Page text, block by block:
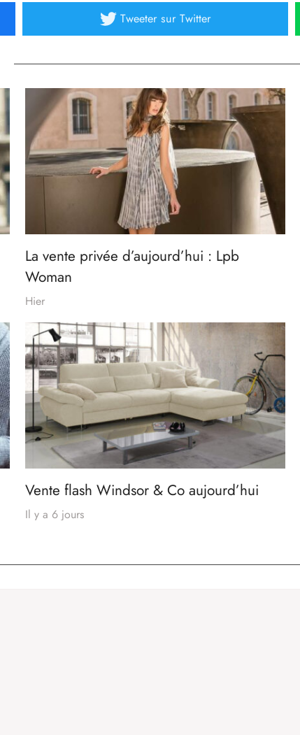
Tweetersur Twitter
La vente privée d’aujourd’hui : Lpb
Woman
Hier
Vente flash Windsor & Co aujourd’hui
Il y a 6 jours